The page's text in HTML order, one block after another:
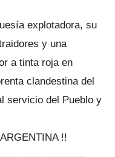
explotadora, su
y una
a tinta roja en
clandestina del
servicio del Pueblo y
!!